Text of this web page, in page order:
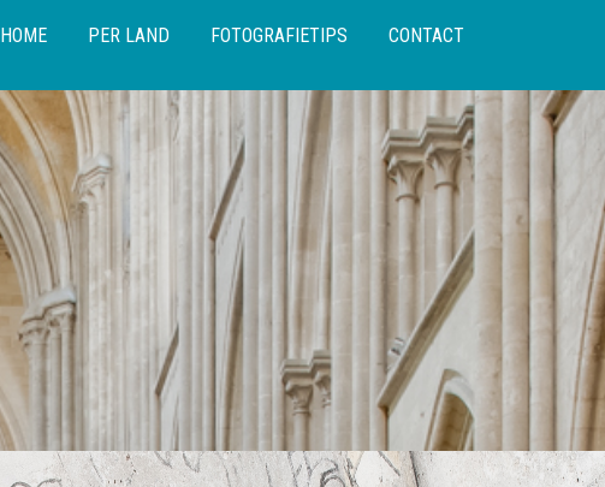
HOME PER LAND FOTOGRAFIETIPS CONTACT